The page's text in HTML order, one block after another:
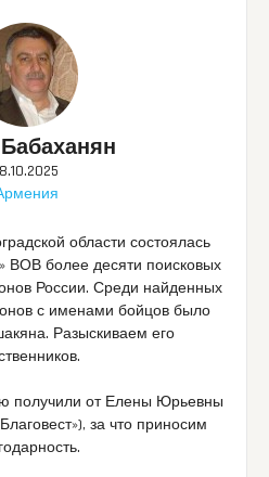
области состоялась
ВОВ более десяти поисковых
России. Среди найденных
с именами бойцов было
Разыскиваем его
получили от Елены Юрьевны
за что приносим